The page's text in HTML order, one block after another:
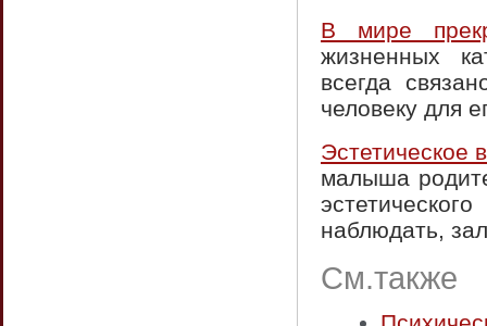
В мире
жизненных
всегда
человеку для
Эстетическое
малыша
наблюдать,
См.также